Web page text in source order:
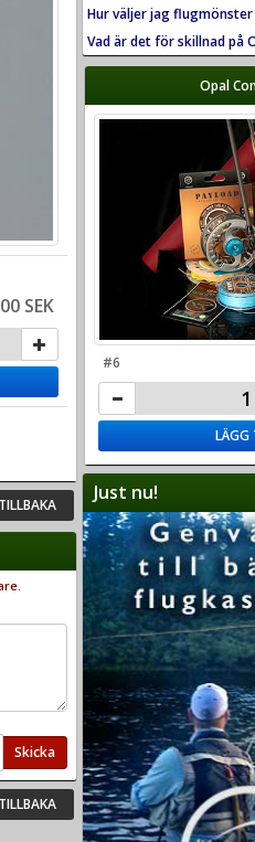
SEK
TILLBAKA
Skicka
TILLBAKA
Hur väljer jag flugmönster
Vad är det för skillnad på
Opal
#6
LÄGG
Just nu!